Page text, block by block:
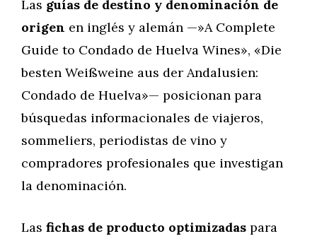
Las guías de destino y denominación de
origen en inglés y alemán —»A Complete
Guide to Condado de Huelva Wines», «Die
besten Weißweine aus der Andalusien:
Condado de Huelva»— posicionan para
búsquedas informacionales de viajeros,
sommeliers, periodistas de vino y
compradores profesionales que investigan
la denominación.
Las fichas de producto optimizadas para